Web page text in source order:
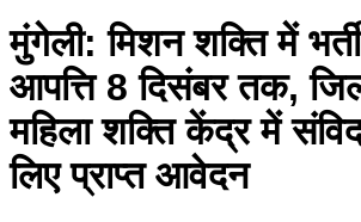
मुंगेली: मिशन शक्ति में
आपत्ति 8 दिसंबर तक,
महिला शक्ति केंद्र में
लिए प्राप्त आवेदन